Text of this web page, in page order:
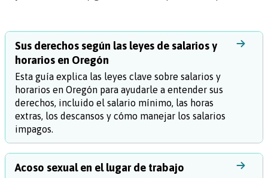
Sus derechos según las leyes de salarios y
horarios en Oregón
Esta guía explica las leyes clave sobre salarios y
horarios en Oregón para ayudarle a entender sus
derechos, incluido el salario mínimo, las horas
extras, los descansos y cómo manejar los salarios
impagos.
Acoso sexual en el lugar de trabajo